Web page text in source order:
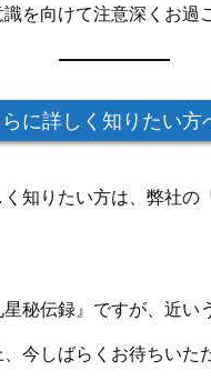
を向けて注意深くお過
に詳しく知りたい方
知りたい方は、弊社の
秘伝録』ですが、近い
今しばらくお待ちいた